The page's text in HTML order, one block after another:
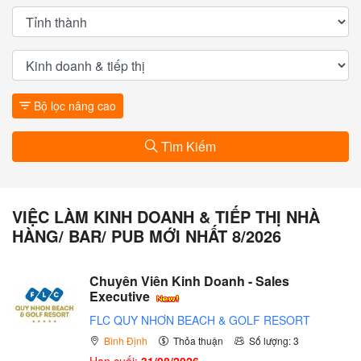
Bộ lọc nâng cao
Tìm Kiếm
VIỆC LÀM KINH DOANH & TIẾP THỊ NHÀ
HÀNG/ BAR/ PUB MỚI NHẤT 8/2026
Chuyên Viên Kinh Doanh - Sales
Executive
FLC QUY NHƠN BEACH & GOLF RESORT
Bình Định Thỏa thuận Số lượng: 3